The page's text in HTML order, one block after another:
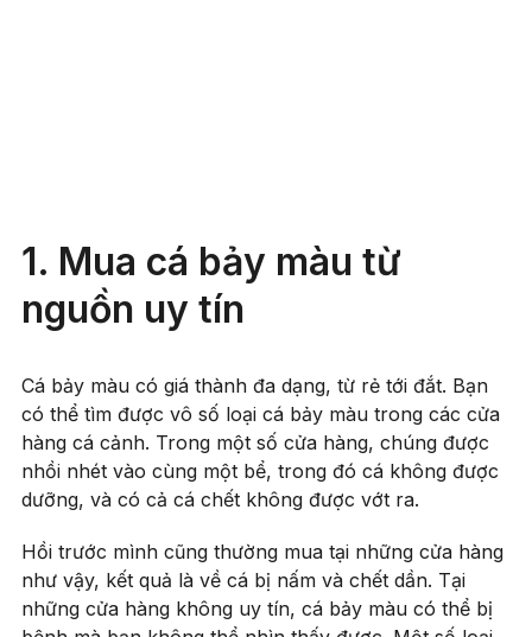
1. Mua cá bảy màu từ
nguồn uy tín
Cá bảy màu có giá thành đa dạng, từ rẻ tới đắt. Bạn
có thể tìm được vô số loại cá bảy màu trong các cửa
hàng cá cảnh. Trong một số cửa hàng, chúng được
nhồi nhét vào cùng một bể, trong đó cá không được
dưỡng, và có cả cá chết không được vớt ra.
Hồi trước mình cũng thường mua tại những cửa hàng
như vậy, kết quả là về cá bị nấm và chết dần. Tại
những cửa hàng không uy tín, cá bảy màu có thể bị